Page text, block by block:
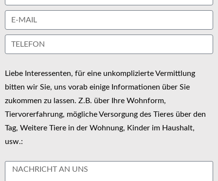
Liebe Interessenten, für eine unkomplizierte Vermittlung
bitten wir Sie, uns vorab einige Informationen über Sie
zukommen zu lassen. Z.B. über Ihre Wohnform,
Tiervorerfahrung, mögliche Versorgung des Tieres über den
Tag, Weitere Tiere in der Wohnung, Kinder im Haushalt,
usw.: